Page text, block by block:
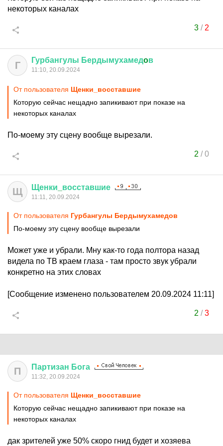
некоторых каналах
3/ 2
Г Гурбангулы Бердымухамедoв
11:10, 20.09.2024
От пользователя Щенки_восставшие
Которую сейчас нещадно запикивают при показе на
некоторых каналах
По-моему эту сцену вообще вырезали.
2/ 0
Щ Щенки восставшие
11:11, 20.09.2024
От пользователя Гурбангулы Бердымухамедoв
По-моему эту сцену вообще вырезали
Может уже и убрали. Мну как-то года полтора назад
видела по ТВ краем глаза - там просто звук убрали
конкретно на этих словах
[Сообщение изменено пользователем 20.09.2024 11:11]
2/ 3
П Партизан Бога
11:32, 20.09.2024
От пользователя Щенки_восставшие
Которую сейчас нещадно запикивают при показе на
некоторых каналах
дак зрителей уже 50% скоро гнид будет и хозяева